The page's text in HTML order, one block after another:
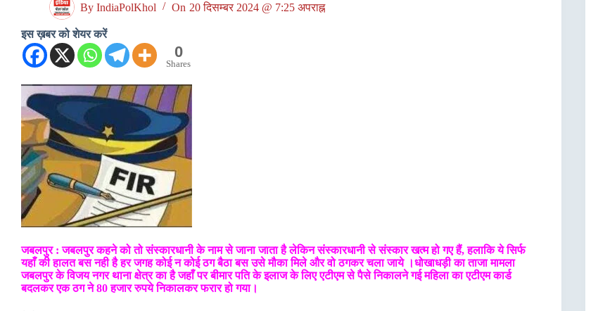
By IndiaPolKhol On 20 दिसम्बर 2024 @ 7:25 अपराह्न
इस ख़बर को शेयर करें
0
Shares
जबलपुर : जबलपुर कहने को तो संस्कारधानी के नाम से जाना जाता है लेकिन संस्कारधानी से संस्कार खत्म हो गए हैं, हलाकि ये सिर्फ
यहाँ की हालत बस नही है हर जगह कोई न कोई ठग बैठा बस उसे मौका मिले और वो ठगकर चला जाये ।धोखाधड़ी का ताजा मामला
जबलपुर के विजय नगर थाना क्षेत्र का है जहाँ पर बीमार पति के इलाज के लिए एटीएम से पैसे निकालने गई महिला का एटीएम कार्ड
बदलकर एक ठग ने 80 हजार रुपये निकालकर फरार हो गया।